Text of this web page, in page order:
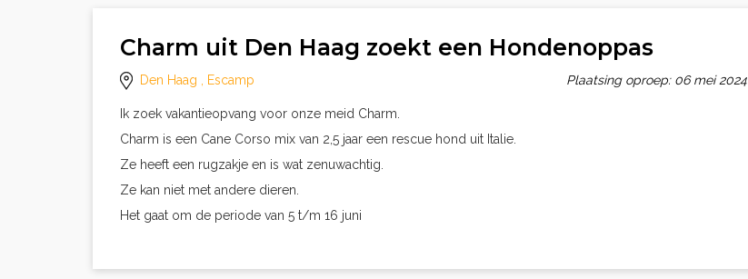
Charm uit Den Haag zoekt een Hondenoppas
Den Haag , Escamp Plaatsing oproep: 06 mei 2024
Ik zoek vakantieopvang voor onze meid Charm.
Charm is een Cane Corso mix van 2,5 jaar een rescue hond uit Italie.
Ze heeft een rugzakje en is wat zenuwachtig.
Ze kan niet met andere dieren.
Het gaat om de periode van 5 t/m 16 juni